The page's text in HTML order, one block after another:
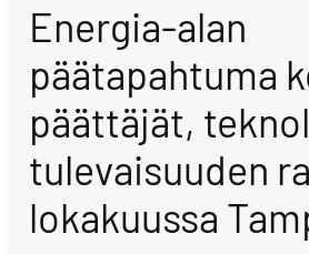
Energia-alan
päätapahtuma
päättäjät,
tulevaisuuden
lokakuussa